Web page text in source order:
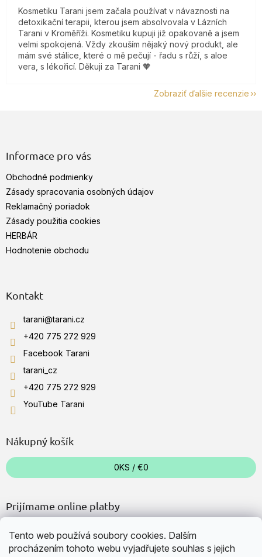
Tento web používá soubory cookies. Dalším
procházením tohoto webu vyjadřujete souhlas s jejich
Kosmetiku Tarani jsem začala používat v návaznosti na
detoxikační terapii, kterou jsem absolvovala v Lázních
Tarani v Kroměříži. Kosmetiku kupuji již opakovaně a jsem
velmi spokojená. Vždy zkouším nějaký nový produkt, ale
mám své stálice, které o mě pečují - řadu s růží, s aloe
vera, s lékořicí. Děkuji za Tarani 🧡
Zobraziť ďalšie recenzie
Informace pro vás
Obchodné podmienky
Zásady spracovania osobných údajov
Reklamačný poriadok
Zásady použitia cookies
HERBÁR
Hodnotenie obchodu
Kontakt
tarani@tarani.cz
+420 775 272 929
Facebook Tarani
tarani_cz
+420 775 272 929
YouTube Tarani
Nákupný košík
0KS / €0
Prijímame online platby